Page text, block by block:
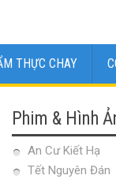
THỰC CHAY
Phim & Hình
An Cư Kiết Hạ
Tết Nguyên Đán